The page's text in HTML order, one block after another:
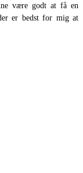
være godt at få en
er bedst for mig at